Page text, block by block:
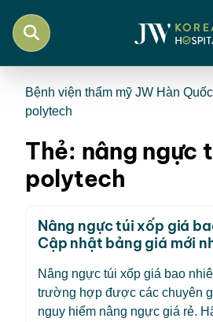
Bệnh viện thẩm mỹ JW Hàn Quốc
polytech
Thẻ: nâng ngực
polytech
Nâng ngực túi xốp giá
Cập nhật bảng giá mới
Nâng ngực túi xốp giá bao
trường hợp được các chuyên
nguy hiểm nâng ngực giá rẻ.